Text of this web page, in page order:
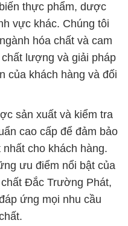
thực phẩm, dược
vực khác. Chúng tôi
hóa chất và cam
lượng và giải pháp
của khách hàng và đối
sản xuất và kiểm tra
cao cấp để đảm bảo
cho khách hàng.
ưu điểm nổi bật của
Đắc Trường Phát,
ứng mọi nhu cầu